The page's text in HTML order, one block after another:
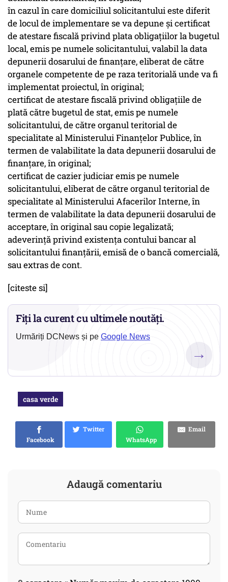
în cazul în care domiciliul solicitantului este diferit
de locul de implementare se va depune şi certificat
de atestare fiscală privind plata obligaţiilor la bugetul
local, emis pe numele solicitantului, valabil la data
depunerii dosarului de finanţare, eliberat de către
organele competente de pe raza teritorială unde va fi
implementat proiectul, în original;
certificat de atestare fiscală privind obligaţiile de
plată către bugetul de stat, emis pe numele
solicitantului, de către organul teritorial de
specialitate al Ministerului Finanţelor Publice, în
termen de valabilitate la data depunerii dosarului de
finanţare, în original;
certificat de cazier judiciar emis pe numele
solicitantului, eliberat de către organul teritorial de
specialitate al Ministerului Afacerilor Interne, în
termen de valabilitate la data depunerii dosarului de
acceptare, în original sau copie legalizată;
adeverinţă privind existenţa contului bancar al
solicitantului finanţării, emisă de o bancă comercială,
sau extras de cont.
[citeste si]
Fiți la curent cu ultimele noutăți.
Urmăriți DCNews și pe Google News
→
casa verde
Facebook
Twitter
WhatsApp
Email
Adaugă comentariu